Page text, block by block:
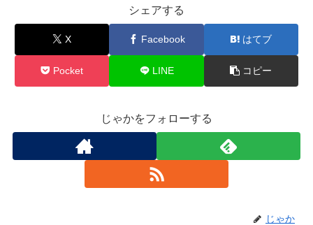
シェアする
X Facebook はてブ
Pocket LINE コピー
じゃかをフォローする
じゃか